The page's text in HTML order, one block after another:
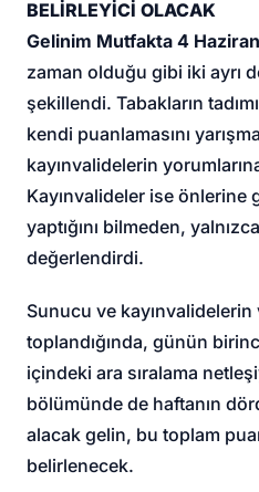
BELİRLEYİCİ OLACAK
Gelinim Mutfakta 4
zaman olduğu gibi iki ayrı
şekillendi. Tabakların
kendi puanlamasını
kayınvalidelerin
Kayınvalideler ise önlerine
yaptığını bilmeden,
değerlendirdi.
Sunucu ve
toplandığında, günün
içindeki ara sıralama
bölümünde de haftanın
alacak gelin, bu toplam
belirlenecek.